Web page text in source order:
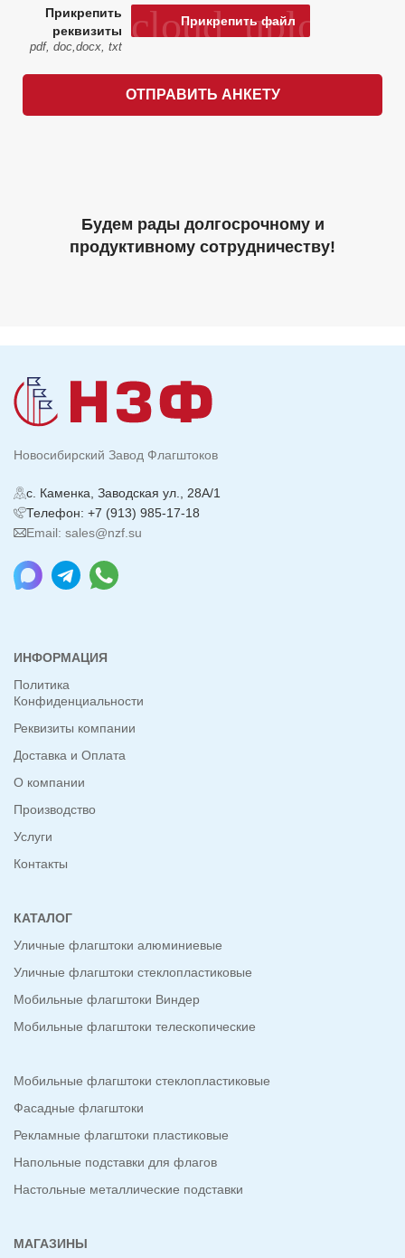
Прикрепить
реквизиты
pdf, doc,docx, txt cloud_upload
Прикрепить файл
ОТПРАВИТЬ АНКЕТУ
Будем рады долгосрочному и
продуктивному сотрудничеству!
Новосибирский Завод Флагштоков
с. Каменка, Заводская ул., 28А/1
Телефон: +7 (913) 985-17-18
Email: sales@nzf.su
ИНФОРМАЦИЯ
Политика
Конфиденциальности
Реквизиты компании
Доставка и Оплата
О компании
Производство
Услуги
Контакты
КАТАЛОГ
Уличные флагштоки алюминиевые
Уличные флагштоки стеклопластиковые
Мобильные флагштоки Виндер
Мобильные флагштоки телескопические
Мобильные флагштоки стеклопластиковые
Фасадные флагштоки
Рекламные флагштоки пластиковые
Напольные подставки для флагов
Настольные металлические подставки
МАГАЗИНЫ